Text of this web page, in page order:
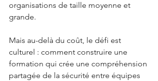
organisations de taille moyenne et
grande.
Mais au-delà du coût, le défi est
culturel : comment construire une
formation qui crée une compréhension
partagée de la sécurité entre équipes